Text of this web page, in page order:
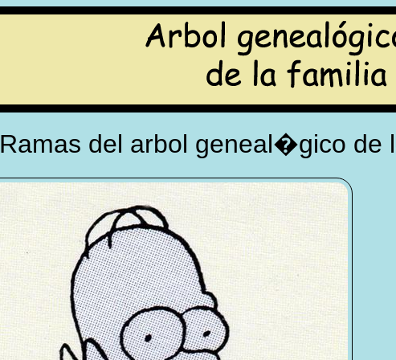
Ramas del arbol geneal�gico de